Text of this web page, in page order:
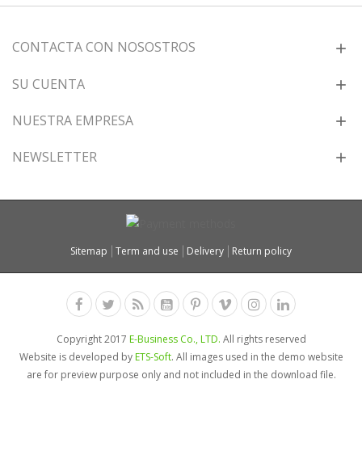
CONTACTA CON NOSOSTROS
SU CUENTA
NUESTRA EMPRESA
NEWSLETTER
Sitemap Term and use Delivery Return policy
Copyright 2017 E-Business Co., LTD. All rights reserved
Website is developed byETS-Soft. All images used in the demo website
are for preview purpose only and not included in the download file.